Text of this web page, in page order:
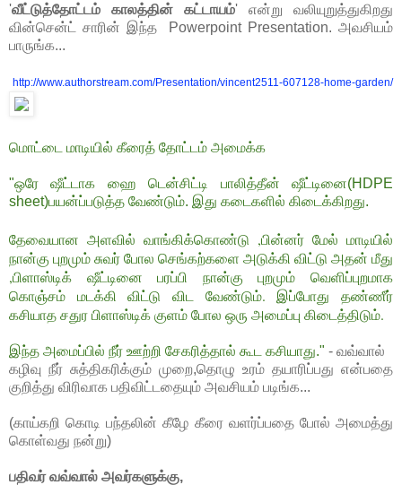
'வீட்டுத்தோட்டம் காலத்தின் கட்டாயம்' என்று வலியுறுத்துகிறது
வின்சென்ட் சாரின் இந்த Powerpoint Presentation. அவசியம்
பாருங்க...
http://www.authorstream.com/Presentation/vincent2511-607128-home-garden/
மொட்டை மாடியில் கீரைத் தோட்டம் அமைக்க
"ஒரே ஷீட்டாக ஹை டென்சிட்டி பாலித்தீன் ஷீட்டினை(HDPE
sheet)பயன்ப்படுத்த வேண்டும். இது கடைகளில் கிடைக்கிறது.
தேவையான அளவில் வாங்கிக்கொண்டு ,பின்னர் மேல் மாடியில்
நான்கு புறமும் சுவர் போல செங்கற்களை அடுக்கி விட்டு அதன் மீது
,பிளாஸ்டிக் ஷீட்டினை பரப்பி நான்கு புறமும் வெளிப்புறமாக
கொஞ்சம் மடக்கி விட்டு விட வேண்டும். இப்போது தண்ணீர்
கசியாத சதுர பிளாஸ்டிக் குளம் போல ஒரு அமைப்பு கிடைத்திடும்.
இந்த அமைப்பில் நீர் ஊற்றி சேகரித்தால் கூட கசியாது." - வவ்வால்
கழிவு நீர் சுத்திகரிக்கும் முறை,தொழு உரம் தயாரிப்பது என்பதை
குறித்து விரிவாக பதிவிட்டதையும் அவசியம் படிங்க...
(காய்கறி கொடி பந்தலின் கீழே கீரை வளர்ப்பதை போல் அமைத்து
கொள்வது நன்று)
பதிவர் வவ்வால் அவர்களுக்கு,